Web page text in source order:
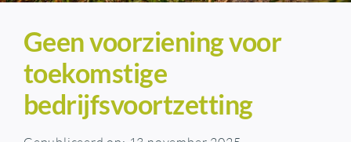
Geen voorziening voor
toekomstige
bedrijfsvoortzetting